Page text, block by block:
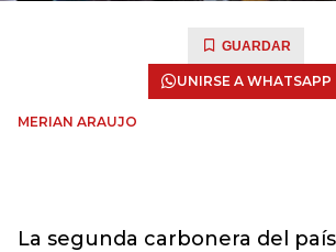
GUARDAR
UNIRSE A WHATSAPP
MERIAN ARAUJO
La segunda carbonera del